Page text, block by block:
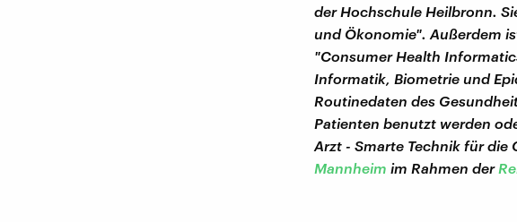
der Hochschule Heilbronn.
und Ökonomie". Außerdem
"Consumer Health
Informatik, Biometrie und
Routinedaten des
Patienten benutzt werden
Arzt - Smarte Technik für die
Mannheim im Rahmen der